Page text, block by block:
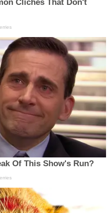
Clichés That Don't
Of This Show's Run?